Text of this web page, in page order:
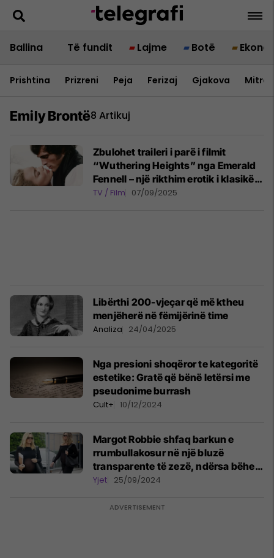
Ballina Të fundit Lajme Botë
Prishtina Prizreni Peja Ferizaj Gjakova
Emily Brontë8 Artikuj
Zbulohet traileri i parë i filmit
“Wuthering Heights” nga Emerald
Fennell – një rikthim erotik i klasikës
së Brontë
TV / Film 07/09/2025
Libërthi 200-vjeçar që më ktheu
menjëherë në fëmijërinë time
Analiza 24/04/2025
Nga presioni shoqëror te kategoritë
estetike: Gratë që bënë letërsi me
pseudonime burrash
Cult+ 10/12/2024
Margot Robbie shfaq barkun e
rrumbullakosur në një bluzë
transparente të zezë, ndërsa bëhet
gati për filmin e ri
Yjet 25/09/2024